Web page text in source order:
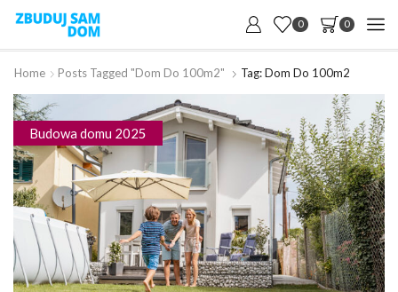
0 0
Home Posts Tagged "dom Do 100m2" Tag: Dom Do 100m2
Budowa domu 2025